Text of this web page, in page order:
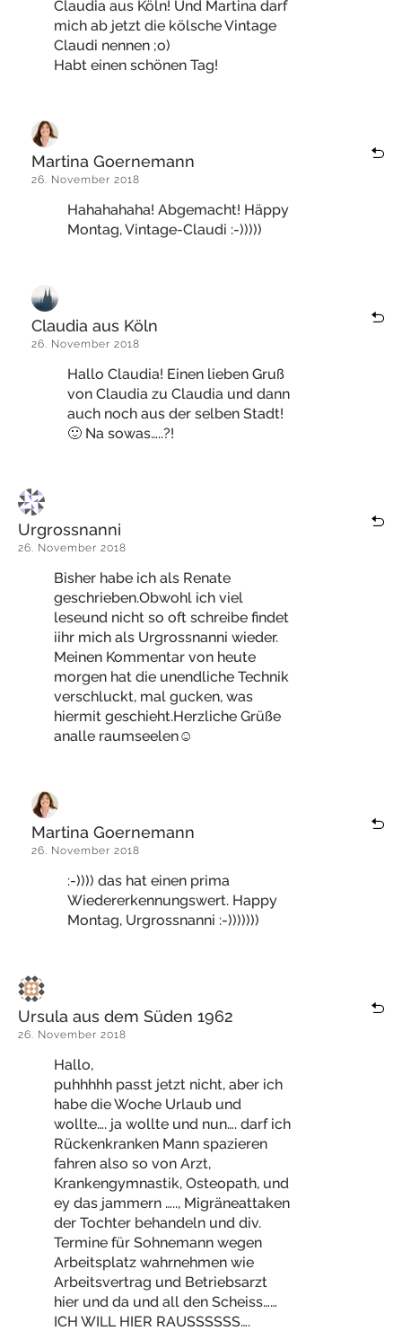
Claudia aus Köln! Und Martina darf
mich ab jetzt die kölsche Vintage
Claudi nennen ;o)
Habt einen schönen Tag!
Martina Goernemann
26. November 2018
Hahahahaha! Abgemacht! Häppy
Montag, Vintage-Claudi :-)))))
Claudia aus Köln
26. November 2018
Hallo Claudia! Einen lieben Gruß
von Claudia zu Claudia und dann
auch noch aus der selben Stadt!
🙂 Na sowas…..?!
Urgrossnanni
26. November 2018
Bisher habe ich als Renate
geschrieben.Obwohl ich viel
leseund nicht so oft schreibe findet
iihr mich als Urgrossnanni wieder.
Meinen Kommentar von heute
morgen hat die unendliche Technik
verschluckt, mal gucken, was
hiermit geschieht.Herzliche Grüße
analle raumseelen☺
Martina Goernemann
26. November 2018
:-)))) das hat einen prima
Wiedererkennungswert. Happy
Montag, Urgrossnanni :-)))))))
Ursula aus dem Süden 1962
26. November 2018
Hallo,
puhhhhh passt jetzt nicht, aber ich
habe die Woche Urlaub und
wollte…. ja wollte und nun…. darf ich
Rückenkranken Mann spazieren
fahren also so von Arzt,
Krankengymnastik, Osteopath, und
ey das jammern ….., Migräneattaken
der Tochter behandeln und div.
Termine für Sohnemann wegen
Arbeitsplatz wahrnehmen wie
Arbeitsvertrag und Betriebsarzt
hier und da und all den Scheiss……
ICH WILL HIER RAUSSSSSS….